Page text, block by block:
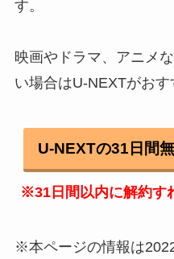
す。
映画やドラマ、アニメ
い場合はU-NEXTがおす
U-NEXTの31日間
※31日間以内に解約す
※本ページの情報は